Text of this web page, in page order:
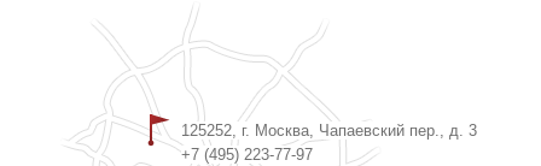
125252, г. Москва, Чапаевский пер., д. 3
+7 (495) 223-77-97